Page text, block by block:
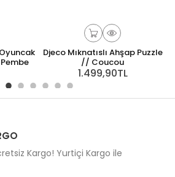
Djeco Mıknatıslı Ahşap Puzzle
// Coucou
1.499,90TL
Kargo! Yurtiçi Kargo ile